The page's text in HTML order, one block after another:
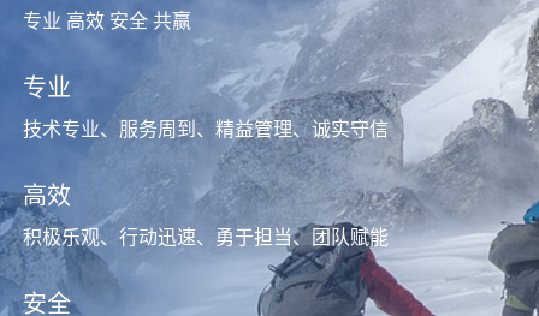
专业 高效 安全 共赢
专业
技术专业、服务周到、精益管理、诚实守信
高效
积极乐观、行动迅速、勇于担当、团队赋能
安全